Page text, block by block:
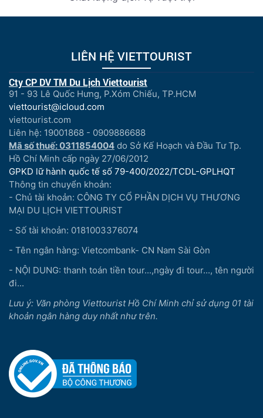
LIÊN HỆ VIETTOURIST
Cty CP DV TM Du Lịch Viettourist
91 - 93 Lê Quốc Hưng, P.Xóm Chiếu, TP.HCM
viettourist@icloud.com
viettourist.com
Liên hệ: 19001868 - 0909886688
Mã số thuế: 0311854004 do Sở Kế Hoạch và Đầu Tư Tp.
Hồ Chí Minh cấp ngày 27/06/2012
GPKD lữ hành quốc tế số 79-400/2022/TCDL-GPLHQT
Thông tin chuyển khoản:
- Chủ tài khoản: CÔNG TY CỔ PHẦN DỊCH VỤ THƯƠNG
MẠI DU LỊCH VIETTOURIST
- Số tài khoản: 0181003376074
- Tên ngân hàng: Vietcombank- CN Nam Sài Gòn
- NỘI DUNG: thanh toán tiền tour...,ngày đi tour..., tên người
đi...
Lưu ý: Văn phòng Viettourist Hồ Chí Minh chỉ sử dụng 01 tài
khoản ngân hàng duy nhất như trên.